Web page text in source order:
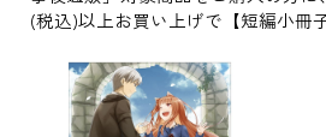
(税込)以上お買い上げで【短編小冊